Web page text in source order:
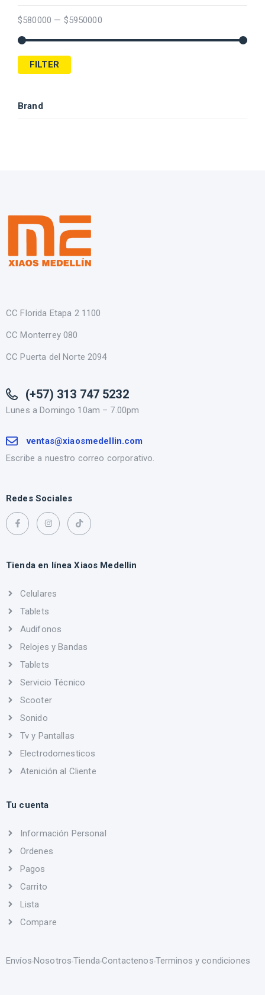
$580000 — $5950000
FILTER
Brand
CC Florida Etapa 2 1100
CC Monterrey 080
CC Puerta del Norte 2094
(+57) 313 747 5232
Lunes a Domingo 10am – 7.00pm
ventas@xiaosmedellin.com
Escribe a nuestro correo corporativo.
Redes Sociales
Tienda en línea Xiaos Medellin
Celulares
Tablets
Audifonos
Relojes y Bandas
Tablets
Servicio Técnico
Scooter
Sonido
Tv y Pantallas
Electrodomesticos
Atenición al Cliente
Tu cuenta
Información Personal
Ordenes
Pagos
Carrito
Lista
Compare
Envíos NosotrosTiendaContactenos Terminos y condiciones